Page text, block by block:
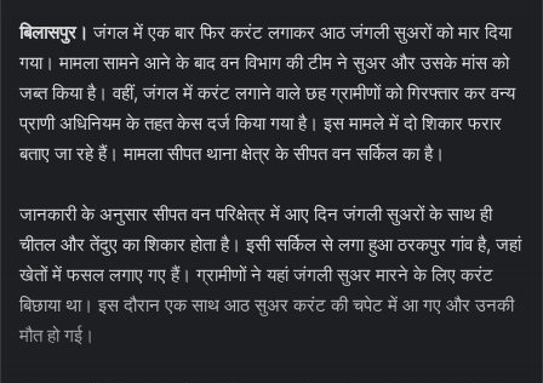
बिलासपुर। जंगल में एक बार फिर करंट लगाकर आठ जंगली सुअरों को मार दिया
गया। मामला सामने आने के बाद वन विभाग की टीम ने सुअर और उसके मांस को
जब्त किया है। वहीं, जंगल में करंट लगाने वाले छह ग्रामीणों को गिरफ्तार कर वन्य
प्राणी अधिनियम के तहत केस दर्ज किया गया है। इस मामले में दो शिकार फरार
बताए जा रहे हैं। मामला सीपत थाना क्षेत्र के सीपत वन सर्किल का है।
जानकारी के अनुसार सीपत वन परिक्षेत्र में आए दिन जंगली सुअरों के साथ ही
चीतल और तेंदुए का शिकार होता है। इसी सर्किल से लगा हुआ ठरकपुर गांव है, जहां
खेतों में फसल लगाए गए हैं। ग्रामीणों ने यहां जंगली सुअर मारने के लिए करंट
बिछाया था। इस दौरान एक साथ आठ सुअर करंट की चपेट में आ गए और उनकी
मौत हो गई।